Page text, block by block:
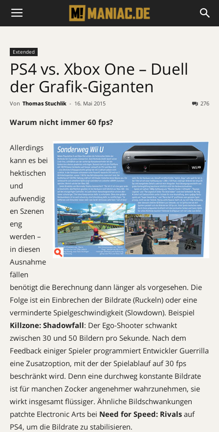
Extended
PS4 vs. Xbox One – Duell
der Grafik-Giganten
Von Thomas Stuchlik - 16. Mai 2015 276
Warum nicht immer 60 fps?
Allerdings
kann es bei
hektischen
und
aufwendig
en Szenen
eng
werden –
in diesen
Ausnahme
fällen
benötigt die Berechnung dann länger als vorgesehen. Die
Folge ist ein Einbrechen der Bildrate (Ruckeln) oder eine
verminderte Spielgeschwindigkeit ­(Slowdown). Beispiel
Killzone: Shadowfall: Der Ego-Shooter schwankt
zwischen 30 und 50 Bildern pro Sekunde. Nach dem
Feedback einiger Spieler programmiert Entwickler Guerrilla
eine Zusatzoption, mit der der Spielablauf auf 30 fps
beschränkt wird. Denn eine durchweg konstante Bildrate
ist für manchen Zocker angenehmer wahrzunehmen, sie
wirkt insgesamt flüssiger. Ähnliche Bildschwankungen
patchte Electronic Arts bei Need for Speed: Rivals auf
PS4, um die Bildrate zu stabilisieren.